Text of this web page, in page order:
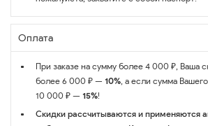
Оплата
При заказе на сумму более 4 000 ₽, Ваша
более 6 000 ₽ — 10%, а если сумма
10 000 ₽ — 15%!
Скидки рассчитываются и применяются